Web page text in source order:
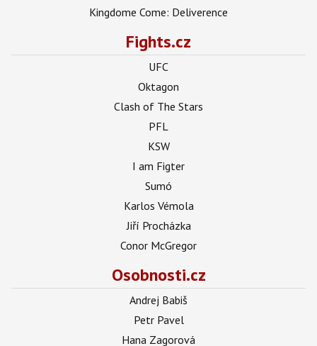
Kingdome Come: Deliverence
Fights.cz
UFC
Oktagon
Clash of The Stars
PFL
KSW
I am Figter
Sumó
Karlos Vémola
Jiří Procházka
Conor McGregor
Osobnosti.cz
Andrej Babiš
Petr Pavel
Hana Zagorová